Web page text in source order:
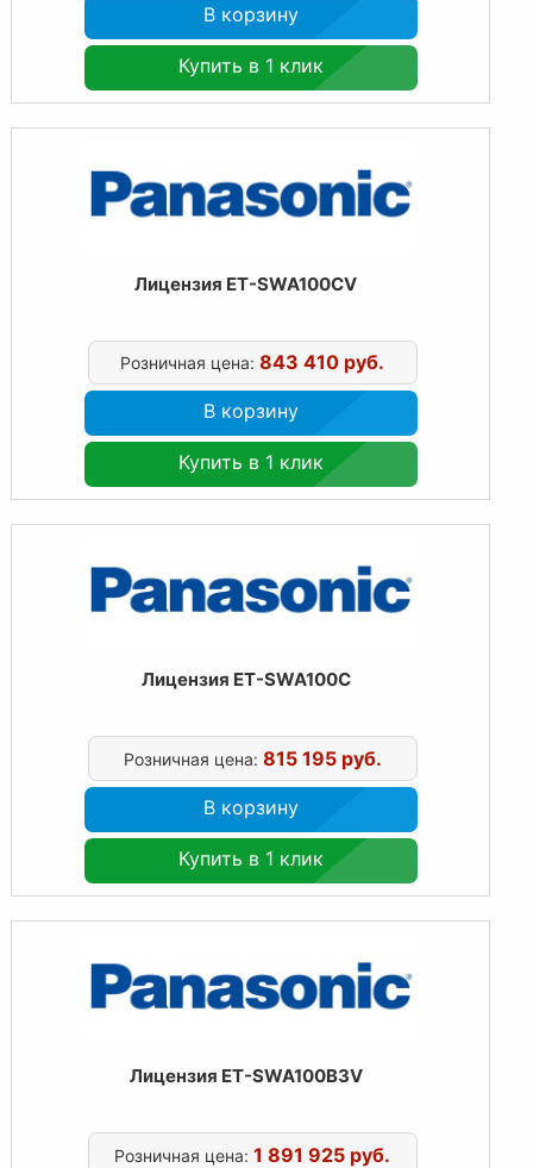
В корзину
Купить в 1 клик
Лицензия ET-SWA100CV
Розничная цена:843 410 руб.
В корзину
Купить в 1 клик
Лицензия ET-SWA100C
Розничная цена: 815 195 руб.
В корзину
Купить в 1 клик
Лицензия ET-SWA100B3V
Розничная цена:1 891 925 руб.